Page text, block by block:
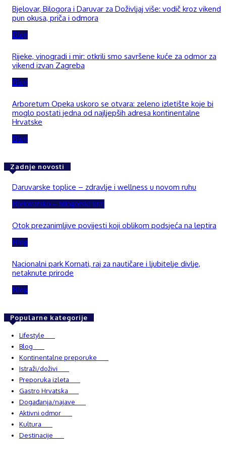
Bjelovar, Bilogora i Daruvar za Doživljaj više: vodič kroz vikend
pun okusa, priča i odmora
Blog
Rijeke, vinogradi i mir: otkrili smo savršene kuće za odmor za
vikend izvan Zagreba
Blog
Arboretum Opeka uskoro se otvara: zeleno izletište koje bi
moglo postati jedna od najljepših adresa kontinentalne
Hrvatske
Blog
Zadnje novosti
Daruvarske toplice – zdravlje i wellness u novom ruhu
Bjelovarsko – bilogorski kraj
Otok prezanimljive povijesti koji oblikom podsjeća na leptira
Blog
Nacionalni park Kornati, raj za nautičare i ljubitelje divlje,
netaknute prirode
Blog
Popularne kategorije
Lifestyle
Blog
Kontinentalne preporuke
Istraži/doživi
Preporuka izleta
Gastro Hrvatska
Događanja/najave
Aktivni odmor
Kultura
Destinacije